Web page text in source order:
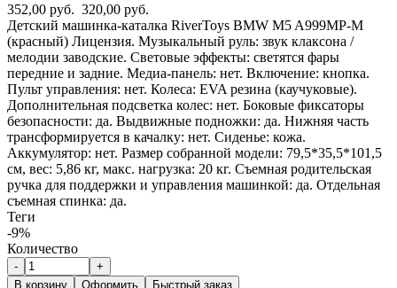
352,00 руб. 320,00 руб.
Детский машинка-каталка RiverToys BMW M5 A999MP-M
(красный) Лицензия. Музыкальный руль: звук клаксона /
мелодии заводские. Световые эффекты: светятся фары
передние и задние. Медиа-панель: нет. Включение: кнопка.
Пульт управления: нет. Колеса: EVA резина (каучуковые).
Дополнительная подсветка колес: нет. Боковые фиксаторы
безопасности: да. Выдвижные подножки: да. Нижняя часть
трансформируется в качалку: нет. Сиденье: кожа.
Аккумулятор: нет. Размер собранной модели: 79,5*35,5*101,5
см, вес: 5,86 кг, макс. нагрузка: 20 кг. Съемная родительская
ручка для поддержки и управления машинкой: да. Отдельная
съемная спинка: да.
Теги
-9%
Количество
-
+
В корзину
Оформить Быстрый заказ